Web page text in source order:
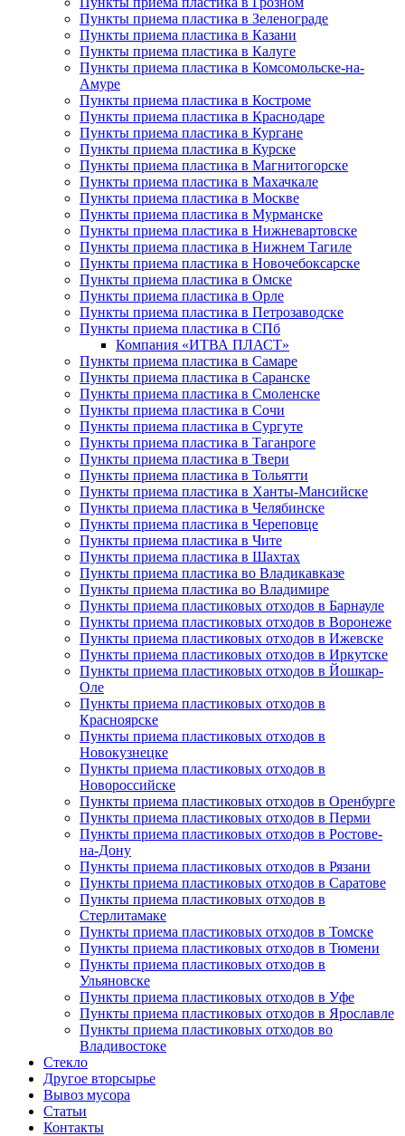
Пункты приема пластика в Зеленограде
Пункты приема пластика в Казани
Пункты приема пластика в Калуге
Пункты приема пластика в Комсомольске-на-
Амуре
Пункты приема пластика в Костроме
Пункты приема пластика в Краснодаре
Пункты приема пластика в Кургане
Пункты приема пластика в Курске
Пункты приема пластика в Магнитогорске
Пункты приема пластика в Махачкале
Пункты приема пластика в Москве
Пункты приема пластика в Мурманске
Пункты приема пластика в Нижневартовске
Пункты приема пластика в Нижнем Тагиле
Пункты приема пластика в Новочебоксарске
Пункты приема пластика в Омске
Пункты приема пластика в Орле
Пункты приема пластика в Петрозаводске
Пункты приема пластика в СПб
Компания «ИТВА ПЛАСТ»
Пункты приема пластика в Самаре
Пункты приема пластика в Саранске
Пункты приема пластика в Смоленске
Пункты приема пластика в Сочи
Пункты приема пластика в Сургуте
Пункты приема пластика в Таганроге
Пункты приема пластика в Твери
Пункты приема пластика в Тольятти
Пункты приема пластика в Ханты-Мансийске
Пункты приема пластика в Челябинске
Пункты приема пластика в Череповце
Пункты приема пластика в Чите
Пункты приема пластика в Шахтах
Пункты приема пластика во Владикавказе
Пункты приема пластика во Владимире
Пункты приема пластиковых отходов в Барнауле
Пункты приема пластиковых отходов в Воронеже
Пункты приема пластиковых отходов в Ижевске
Пункты приема пластиковых отходов в Иркутске
Пункты приема пластиковых отходов в Йошкар-
Оле
Пункты приема пластиковых отходов в
Красноярске
Пункты приема пластиковых отходов в
Новокузнецке
Пункты приема пластиковых отходов в
Новороссийске
Пункты приема пластиковых отходов в Оренбурге
Пункты приема пластиковых отходов в Перми
Пункты приема пластиковых отходов в Ростове-
на-Дону
Пункты приема пластиковых отходов в Рязани
Пункты приема пластиковых отходов в Саратове
Пункты приема пластиковых отходов в
Стерлитамаке
Пункты приема пластиковых отходов в Томске
Пункты приема пластиковых отходов в Тюмени
Пункты приема пластиковых отходов в
Ульяновске
Пункты приема пластиковых отходов в Уфе
Пункты приема пластиковых отходов в Ярославле
Пункты приема пластиковых отходов во
Владивостоке
Стекло
Другое вторсырье
Вывоз мусора
Статьи
Контакты